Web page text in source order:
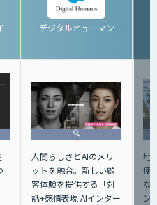
デジタルヒューマン
人間らしさとAIのメリ
ットを融合。新しい顧
客体験を提供する「対
話+感情表現 AIインター
地
使
な
ン